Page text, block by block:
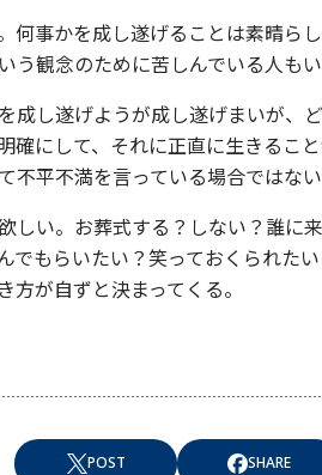
何事かを成し遂げることは素晴ら
観念のために苦しんでいる人もい
成し遂げようが成し遂げまいが、
にして、それに正直に生きること
平不満を言っている場合ではない
しい。お葬式する？しない？誰に
でもらいたい？笑っておくられた
が自ずと決まってくる。
POST SHARE